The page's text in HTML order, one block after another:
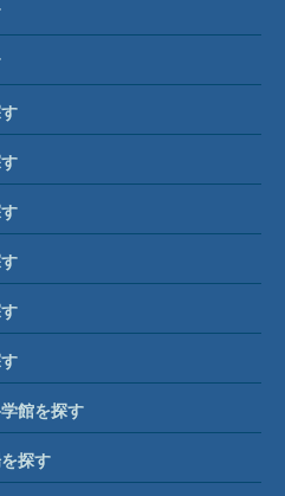
館を探す
探す